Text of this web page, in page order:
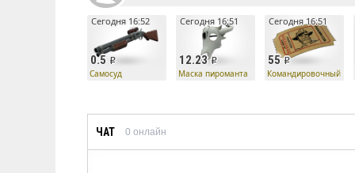
0.5
Сегодня 16:52
Самосуд
12.23
Сегодня 16:51
Маска пироманта
55
Сегодня 16:51
Командировочный
ЧАТ 0 онлайн